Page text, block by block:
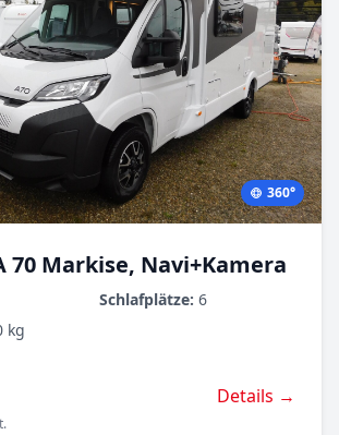
360°
70 Markise, Navi+Kamera
Schlafplätze: 6
kg
Details →